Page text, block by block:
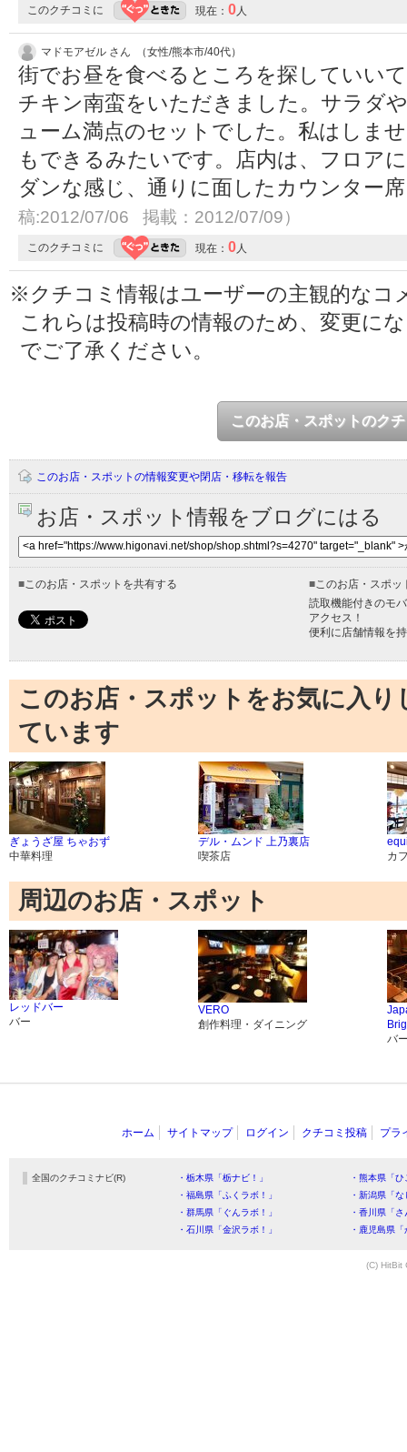
このクチコミに 現在： 0 人
マドモアゼル さん （女性/熊本市/40代）
街でお昼を食べるところを探していい
チキン南蛮をいただきました。サラダ
ューム満点のセットでした。私はしま
もできるみたいです。店内は、フロア
ダンな感じ、通りに面したカウンター
稿:2012/07/06 掲載：2012/07/09）
このクチコミに 現在： 0 人
※クチコミ情報はユーザーの主観的なコ
これらは投稿時の情報のため、変更に
でご了承ください。
このお店・スポットのク
このお店・スポットの情報変更や閉店・移転を報告
お店・スポット情報をブログにはる
■ このお店・スポットを共有する ■ このお店・スポ
読取機能付きのモ
アクセス！
便利に店舗情報を
このお店・スポットをお気に入
ています
ぎょうざ屋 ちゃおず
中華料理
デル・ムンド 上乃裏店
喫茶店
カ
周辺のお店・スポット
レッドバー
バー
VERO
創作料理・ダイニング
バ
ホーム サイトマップ ログイン クチコミ投稿 プラ
全国のクチコミナビ(R) ・栃木県「栃ナビ！」
・熊本県「
・福島県「ふくラボ！」
・新潟県「
・群馬県「ぐんラボ！」
・香川県「
・石川県「金沢ラボ！」
・鹿児島県
(C) HitBit